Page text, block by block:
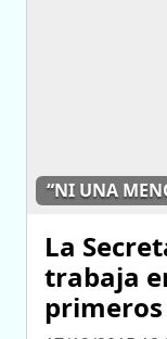
“NI UNA
La
trabaja
primeros